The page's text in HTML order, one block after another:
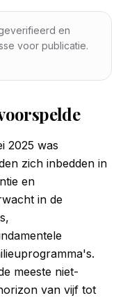
en
voor publicatie.
2025 was
zich inbedden in
en
in de
meeste niet-
van vijf tot